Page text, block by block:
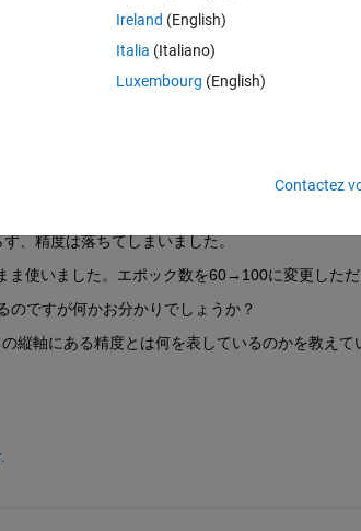
図2 (図1の2行目のセル配列のデータ5動
のデータを1つのデータとして格納されているのを
させました。ラベルもセル配列として同じように
成である
の5つの動作データが1つのデータと
ですが、
、精度は落ちてしまいました。
ま使いました。エポック数を60→100に変更しただ
のですが何かお分かりでしょうか？
縦軸にある精度とは何を表しているのかを教えて
Ireland (English)
Italia (Italiano)
Luxembourg (English)
Contactez